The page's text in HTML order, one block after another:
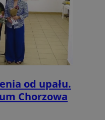
od upału.
Chorzowa